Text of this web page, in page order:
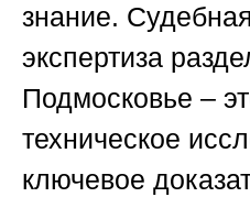
знание.
экспертиза
Подмосковье –
техническое
ключевое